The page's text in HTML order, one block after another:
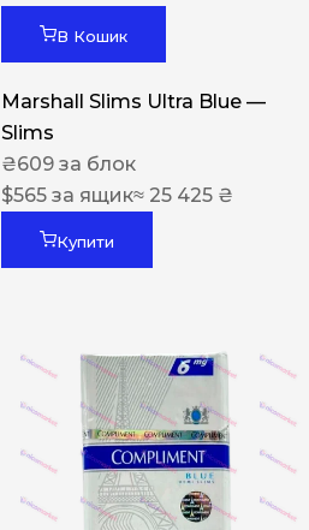
В Кошик
Marshall Slims Ultra Blue —
Slims
₴609 за блок
$565 за ящик≈ 25 425 ₴
Купити